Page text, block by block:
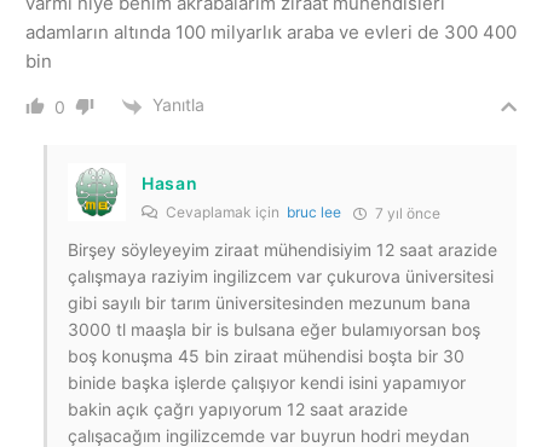
adamların altında 100 milyarlık araba ve evleri de 300 400
bin
0 Yanıtla
Hasan
Cevaplamak için bruc lee 7 yıl önce
Birşey söyleyeyim ziraat mühendisiyim 12 saat arazide
çalışmaya raziyim ingilizcem var çukurova üniversitesi
gibi sayılı bir tarım üniversitesinden mezunum bana
3000 tl maaşla bir is bulsana eğer bulamıyorsan boş
boş konuşma 45 bin ziraat mühendisi boşta bir 30
binide başka işlerde çalışıyor kendi isini yapamıyor
bakin açık çağrı yapıyorum 12 saat arazide
çalışacağım ingilizcemde var buyrun hodri meydan